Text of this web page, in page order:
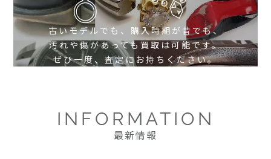
古いモデルでも、購入時期が昔でも、
汚れや傷があっても買取は可能です。
ぜひ一度、査定にお持ちください。
INFORMATION
最新情報